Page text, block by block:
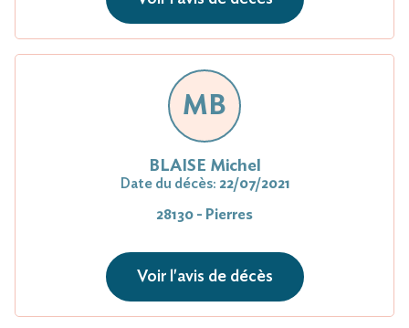
MB
BLAISE Michel
Date du décès: 22/07/2021
28130 - Pierres
Voir l'avis de décès